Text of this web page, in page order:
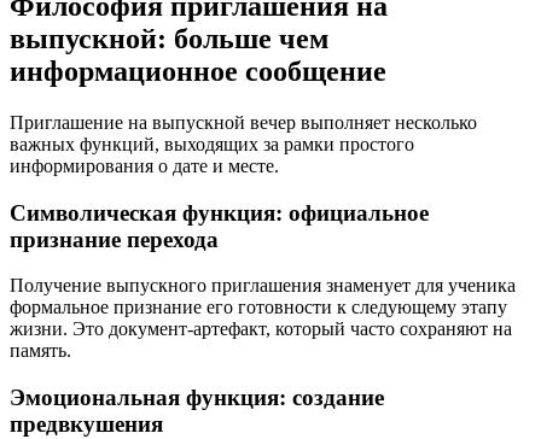
выпускной: больше чем
информационное сообщение
Приглашение на выпускной вечер выполняет несколько
важных функций, выходящих за рамки простого
информирования о дате и месте.
Символическая функция: официальное
признание перехода
Получение выпускного приглашения знаменует для ученика
формальное признание его готовности к следующему этапу
жизни. Это документ-артефакт, который часто сохраняют на
память.
Эмоциональная функция: создание
предвкушения